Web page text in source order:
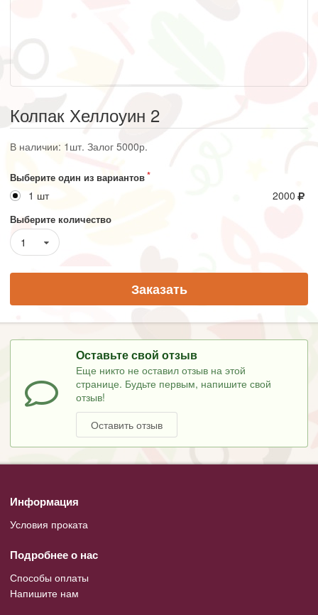
Колпак Хеллоуин 2
В наличии: 1шт. Залог 5000р.
Выберите один из вариантов
1 шт 2000
Выберите количество
1
Заказать
Оставьте свой отзыв
Еще никто не оставил отзыв на этой
странице. Будьте первым, напишите свой
отзыв!
Оставить отзыв
Информация
Условия проката
Подробнее о нас
Способы оплаты
Напишите нам